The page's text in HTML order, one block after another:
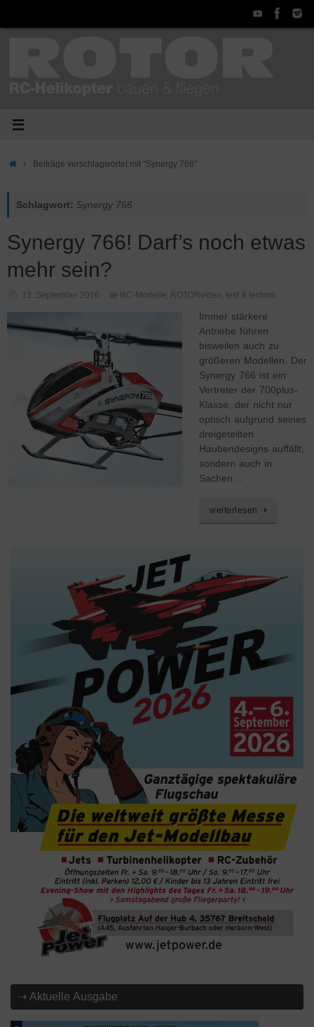
StartBeiträge verschlagwortet mit "Synergy 766"
Schlagwort: Synergy 766
Synergy 766! Darf’s noch etwas
mehr sein?
13. September 2016 RC-Modelle, ROTORvideo, test & technik
Immer stärkere
Antriebe führen
bisweilen auch zu
größeren Modellen. Der
Synergy 766 ist ein
Vertreter der 700plus-
Klasse, der nicht nur
optisch aufgrund seines
dreigeteilten
Haubendesigns auffällt,
sondern auch in
Sachen…
weiterlesen
⇢ Aktuelle Ausgabe